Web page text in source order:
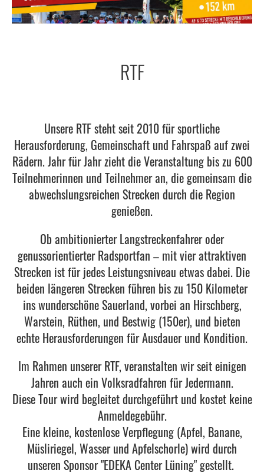
RTF
Unsere RTF steht seit 2010 für sportliche
Herausforderung, Gemeinschaft und Fahrspaß auf zwei
Rädern. Jahr für Jahr zieht die Veranstaltung bis zu 600
Teilnehmerinnen und Teilnehmer an, die gemeinsam die
abwechslungsreichen Strecken durch die Region
genießen.
Ob ambitionierter Langstreckenfahrer oder
genussorientierter Radsportfan – mit vier attraktiven
Strecken ist für jedes Leistungsniveau etwas dabei. Die
beiden längeren Strecken führen bis zu 150 Kilometer
ins wunderschöne Sauerland, vorbei an Hirschberg,
Warstein, Rüthen, und Bestwig (150er), und bieten
echte Herausforderungen für Ausdauer und Kondition.
Im Rahmen unserer RTF, veranstalten wir seit einigen
Jahren auch ein Volksradfahren für Jedermann.
Diese Tour wird begleitet durchgeführt und kostet keine
Anmeldegebühr.
Eine kleine, kostenlose Verpflegung (Apfel, Banane,
Müsliriegel, Wasser und Apfelschorle) wird durch
unseren Sponsor "EDEKA Center Lüning" gestellt.